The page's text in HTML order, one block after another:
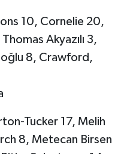
10, Cornelie 20,
Akyazılı 3,
8, Crawford,
Tucker 17, Melih
8, Metecan Birsen